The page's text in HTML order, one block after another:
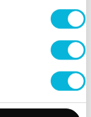
et